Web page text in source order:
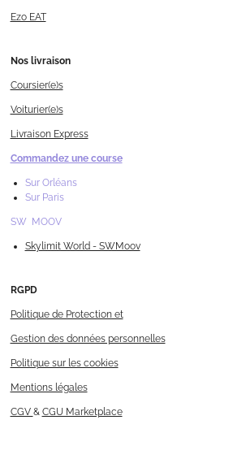
Ezo EAT
Nos livraison
Coursier(e)s
Voiturier(e)s
Livraison Express
Commandez une course
Sur Orléans
Sur Paris
SW MOOV
Skylimit World - SWMoov
RGPD
Politique de Protection et
Gestion des données personnelles
Politique sur les cookies
Mentions légales
CGV & CGU Marketplace